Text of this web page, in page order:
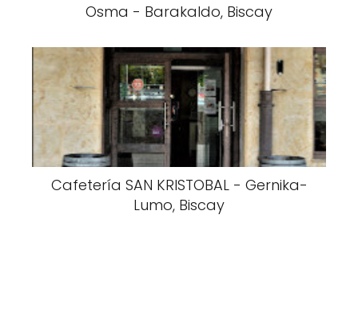
Osma - Barakaldo, Biscay
Cafetería SAN KRISTOBAL - Gernika-
Lumo, Biscay